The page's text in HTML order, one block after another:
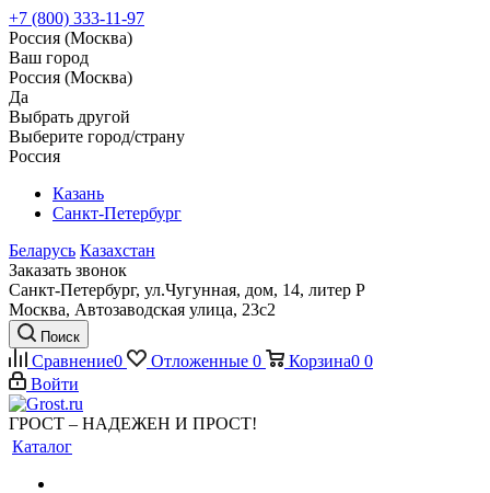
+7 (800) 333-11-97
Россия (Москва)
Ваш город
Россия (Москва)
Да
Выбрать другой
Выберите город/страну
Россия
Казань
Санкт-Петербург
Беларусь Казахстан
Заказать звонок
Санкт-Петербург, ул.Чугунная, дом, 14, литер Р
Москва, Автозаводская улица, 23с2
Поиск
Сравнение0 Отложенные 0 Корзина0 0
Войти
ГРОСТ – НАДЕЖЕН И ПРОСТ!
Каталог